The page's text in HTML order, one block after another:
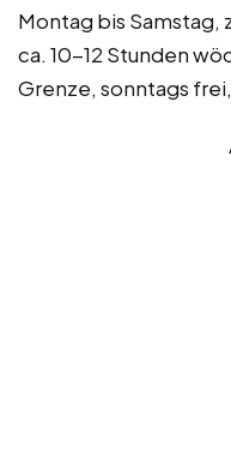
Montag bis Samstag,
ca. 10-12 Stunden
Grenze, sonntags